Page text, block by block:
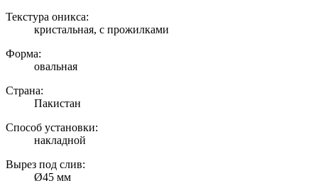
Текстура оникса:
кристальная, с прожилками
Форма:
овальная
Страна:
Пакистан
Способ установки:
накладной
Вырез под слив:
Ø45 мм